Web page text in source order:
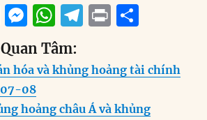
E
m
ai
l
M
ss
e
n
W
h
at
s
A
T
e
g
r
P
t
a
re
Tâm:
hóa và khủng hoảng tài chính
08
hoảng châu Á và khủng